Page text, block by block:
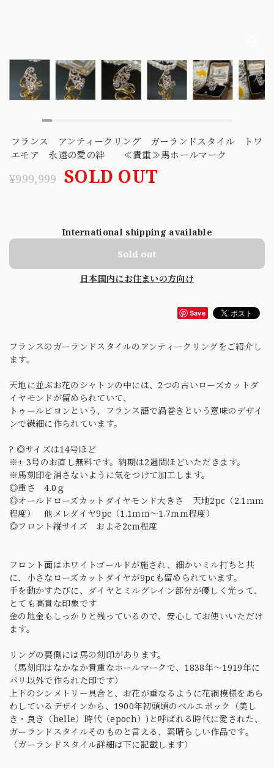
フランス アンティークリング ガーランドスタイル トワ
エモア 永遠の愛の絆 ≪貴重≫馬ホールマーク
¥999,999 SOLD OUT
International shipping available
Sold out
日本国内にお住まいの方向け
Save
フランスのガーランドスタイルのアンティークリングをご紹介し
ます。
天地に並ぶお花のシャトンの中には、2つの古いローズカットダ
イヤモンドが留められていて、
トゥールビヨンという、フランス語で渦巻きという意味のデザイ
ンで繊細に作られています。
? ◎サイズは14号ほど
※± 3号のお直し無料です。納期は2週間ほどいただきます。
※馬刻印を消さないように気をつけて加工します。
◎重さ 4.0ｇ
◎オールドローズカットダイヤモンド大きさ 天地2pc（2.1ｍｍ
程度） 他メレダイヤ9pc（1.1ｍｍ〜1.7ｍｍ程度）
◎フロント縦サイズ およそ2cm程度
フロント面はホワイトゴールドが施され、細かいミル打ちと共
に、小さなローズカットダイヤが9pcも留められています。
手を動かすたびに、ダイヤとミルグレイン部分が優しく光って、
とても高貴な印象です
金の地金もしっかりと残っているので、安心してお使いいただけ
ます。
リングの裏側には馬の刻印があります。
（馬刻印はなかなか貴重なホールマークで、1838年〜1919年に
パリ以外で作られた印です）
上下のシンメトリー具合と、お花が重なるように花綱模様をあら
わしているデザインから、1900年初頭頃のベルエポック（美し
き・良き（belle）時代（epoch）)と呼ばれる時代に愛された、
ガーランドスタイルそのものと言える、素晴らしい作品です。
（ガーランドスタイル詳細は下に記載します）